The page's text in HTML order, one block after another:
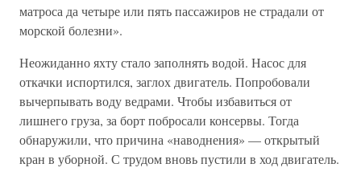
матроса да четыре или пять пассажиров не страдали от
морской болезни».
Неожиданно яхту стало заполнять водой. Насос для
откачки испортился, заглох двигатель. Попробовали
вычерпывать воду ведрами. Чтобы избавиться от
лишнего груза, за борт побросали консервы. Тогда
обнаружили, что причина «наводнения» — открытый
кран в уборной. С трудом вновь пустили в ход двигатель.